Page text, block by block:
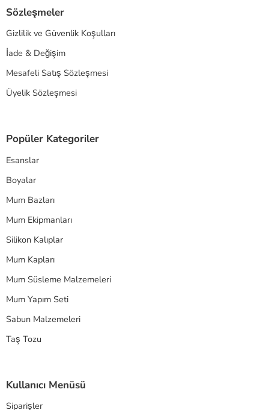
Sözleşmeler
Gizlilik ve Güvenlik Koşulları
İade & Değişim
Mesafeli Satış Sözleşmesi
Üyelik Sözleşmesi
Popüler Kategoriler
Esanslar
Boyalar
Mum Bazları
Mum Ekipmanları
Silikon Kalıplar
Mum Kapları
Mum Süsleme Malzemeleri
Mum Yapım Seti
Sabun Malzemeleri
Taş Tozu
Kullanıcı Menüsü
Siparişler